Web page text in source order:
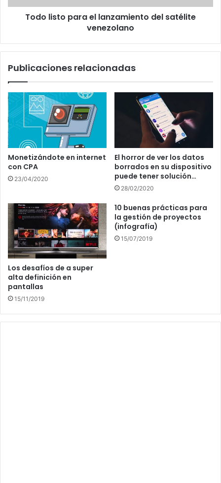
Todo listo para el lanzamiento del satélite
venezolano
Publicaciones relacionadas
Monetizándote en internet
con CPA
23/04/2020
El horror de ver los datos
borrados en su dispositivo
puede tener solución…
28/02/2020
Los desafíos de a super
alta definición en
pantallas
15/11/2019
10 buenas prácticas para
la gestión de proyectos
(infografía)
15/07/2019